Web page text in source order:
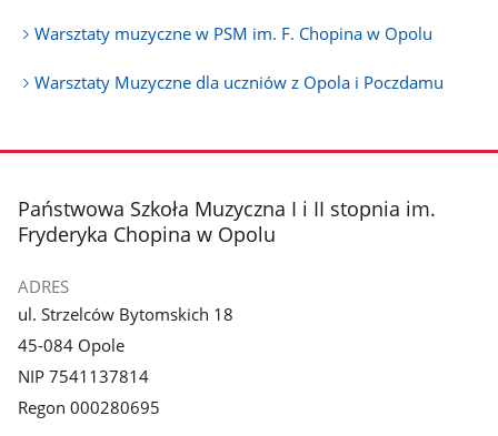
Warsztaty muzyczne w PSM im. F. Chopina w Opolu
Warsztaty Muzyczne dla uczniów z Opola i Poczdamu
stopka
Państwowa Szkoła Muzyczna I i II stopnia im.
Fryderyka Chopina w Opolu
ADRES
ul. Strzelców Bytomskich 18
45-084 Opole
NIP 7541137814
Regon 000280695